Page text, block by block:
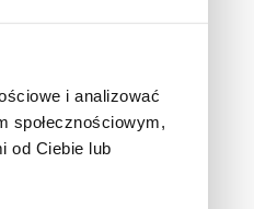
i analizować
społecznościowym,
od Ciebie lub